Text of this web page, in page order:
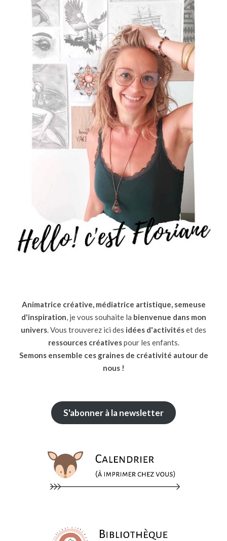
Animatrice créative, médiatrice artistique, semeuse
d'inspiration , je vous souhaite la bienvenue dans mon
univers . Vous trouverez ici des idées d'activitéset des
ressources créativespour les enfants.
Semons ensemble ces graines de créativité autour de
nous !
S'abonner à la newsletter